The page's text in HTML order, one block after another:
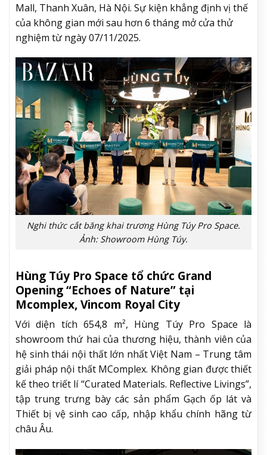
Mall, Thanh Xuân, Hà Nội. Sự kiện khẳng định vị thế
của không gian mới sau hơn 6 tháng mở cửa thử
nghiệm từ ngày 07/11/2025.
Nghi thức cắt băng khai trương Hùng Túy Pro Space.
Ảnh: Showroom Hùng Túy.
Hùng Túy Pro Space tổ chức Grand
Opening “Echoes of Nature” tại
Mcomplex, Vincom Royal City
Với diện tích 654,8 m², Hùng Túy Pro Space là
showroom thứ hai của thương hiệu, thành viên của
hệ sinh thái nội thất lớn nhất Việt Nam – Trung tâm
giải pháp nội thất MComplex. Không gian được thiết
kế theo triết lí “Curated Materials. Reflective Livings”,
tập trung trưng bày các sản phẩm Gạch ốp lát và
Thiết bị vệ sinh cao cấp, nhập khẩu chính hãng từ
châu Âu.